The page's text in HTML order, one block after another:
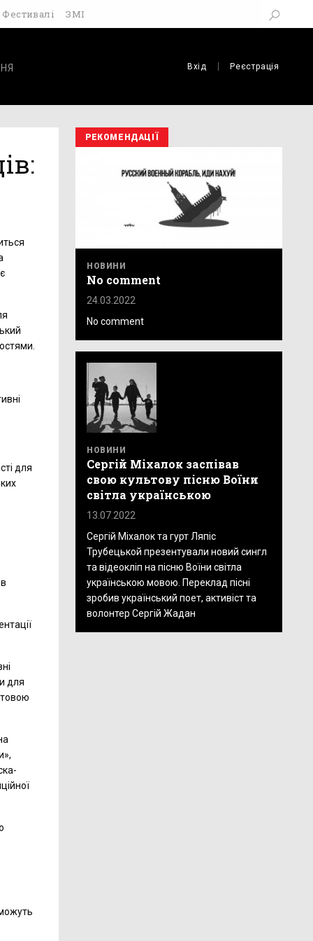
Фестивалі ЗМІ
Вхід Реєстрація
для
для
РЕКОМЕНДАЦІЇ
НОВИНИ
No comment
24.03.2022
No comment
НОВИНИ
Сергій Міхалок заспівав
свою культову пісню Воїни
світла українською
13.07.2022
Сергій Міхалок та гурт Ляпіс
Трубецькой презентували новий сингл
та відеокліп на пісню Воїни світла
українською мовою. Переклад пісні
зробив український поет, активіст та
волонтер Сергій Жадан